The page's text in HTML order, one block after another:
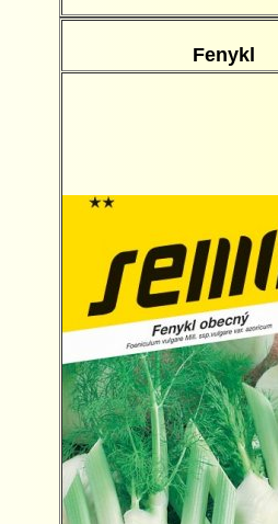
Fenykl